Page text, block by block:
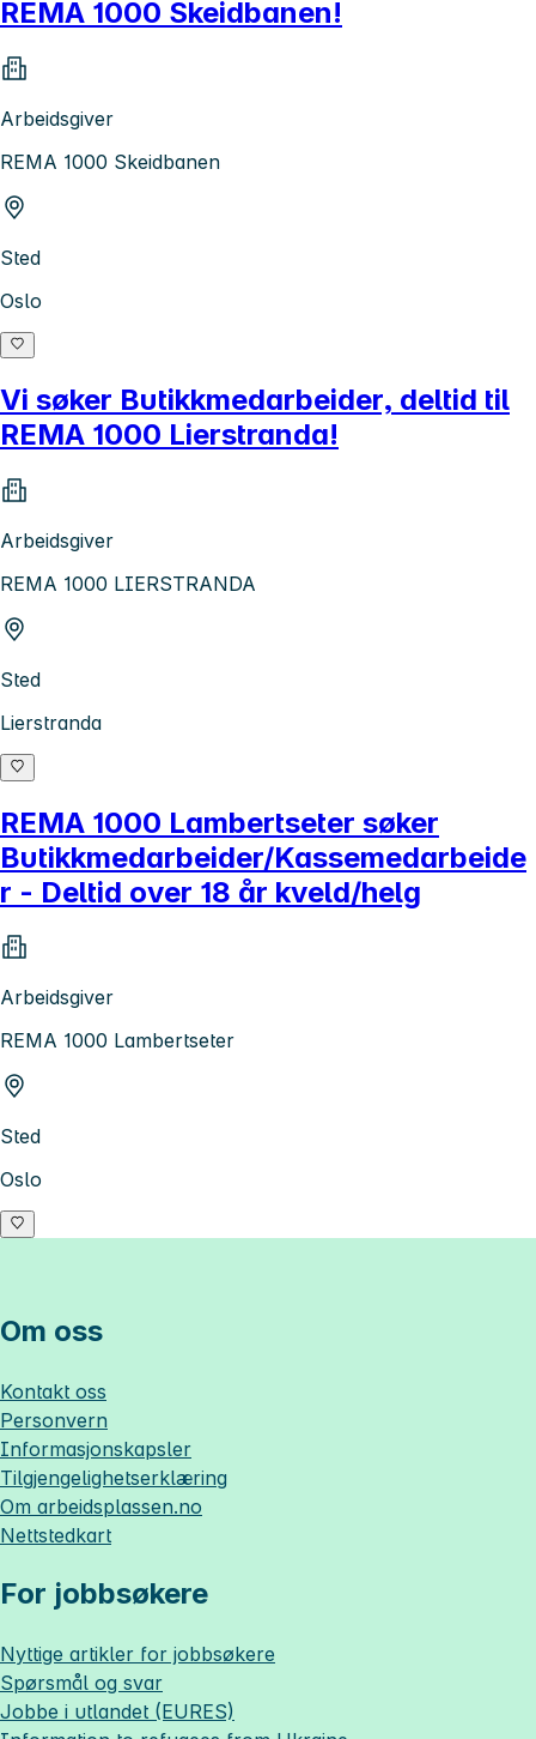
REMA 1000 Skeidbanen!
Arbeidsgiver
REMA 1000 Skeidbanen
Sted
Oslo
Vi søker Butikkmedarbeider, deltid til
REMA 1000 Lierstranda!
Arbeidsgiver
REMA 1000 LIERSTRANDA
Sted
Lierstranda
REMA 1000 Lambertseter søker
Butikkmedarbeider/Kassemedarbeide
r - Deltid over 18 år kveld/helg
Arbeidsgiver
REMA 1000 Lambertseter
Sted
Oslo
Om oss
Kontakt oss
Personvern
Informasjonskapsler
Tilgjengelighetserklæring
Om arbeidsplassen.no
Nettstedkart
For jobbsøkere
Nyttige artikler for jobbsøkere
Spørsmål og svar
Jobbe i utlandet (EURES)